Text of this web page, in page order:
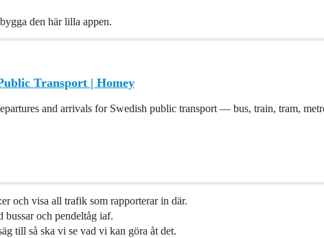
den här lilla appen.
Transport | Homey
and arrivals for Swedish public transport — bus, train, tram,
och visa all trafik som rapporterar in där.
bussar och pendeltåg iaf.
till så ska vi se vad vi kan göra åt det.